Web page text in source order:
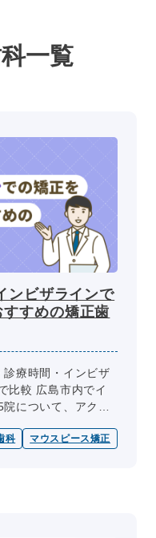
一覧
ンビザラインで
すめの矯正歯
療時間・インビザ
比較 広島市内でイ
について、アクセ
してい...
科 マウスピース矯正